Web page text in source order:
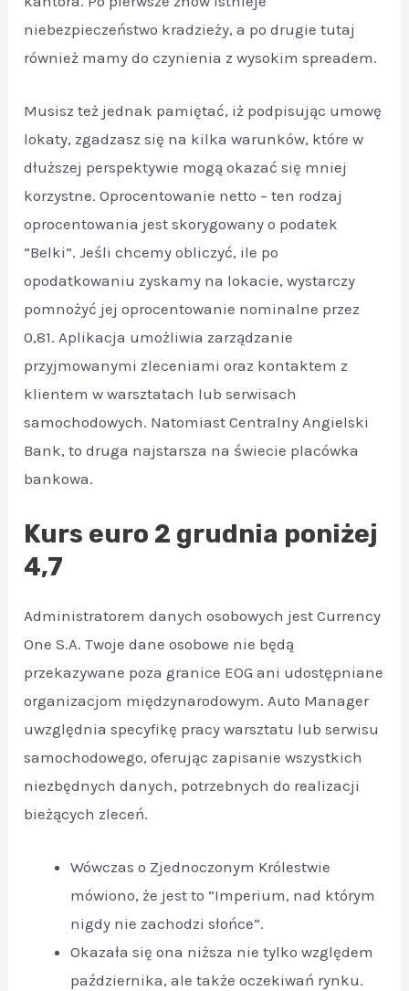
niebezpieczeństwo kradzieży, a po drugie tutaj
również mamy do czynienia z wysokim spreadem.
Musisz też jednak pamiętać, iż podpisując umowę
lokaty, zgadzasz się na kilka warunków, które w
dłuższej perspektywie mogą okazać się mniej
korzystne. Oprocentowanie netto – ten rodzaj
oprocentowania jest skorygowany o podatek
“Belki”. Jeśli chcemy obliczyć, ile po
opodatkowaniu zyskamy na lokacie, wystarczy
pomnożyć jej oprocentowanie nominalne przez
0,81. Aplikacja umożliwia zarządzanie
przyjmowanymi zleceniami oraz kontaktem z
klientem w warsztatach lub serwisach
samochodowych. Natomiast Centralny Angielski
Bank, to druga najstarsza na świecie placówka
bankowa.
Kurs euro 2 grudnia poniżej
4,7
Administratorem danych osobowych jest Currency
One S.A. Twoje dane osobowe nie będą
przekazywane poza granice EOG ani udostępniane
organizacjom międzynarodowym. Auto Manager
uwzględnia specyfikę pracy warsztatu lub serwisu
samochodowego, oferując zapisanie wszystkich
niezbędnych danych, potrzebnych do realizacji
bieżących zleceń.
Wówczas o Zjednoczonym Królestwie
mówiono, że jest to “Imperium, nad którym
nigdy nie zachodzi słońce”.
Okazała się ona niższa nie tylko względem
października, ale także oczekiwań rynku.